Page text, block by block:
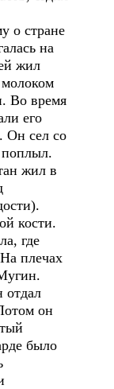
о стране
на
жил
Во время
его
Он сел со
жил в
кости.
где
плечах
отдал
он
было